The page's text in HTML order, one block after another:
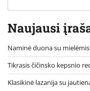
Naujausi
Naminė duona su
Tikrasis čičinsko kepsnio
Klasikinė lazanija su